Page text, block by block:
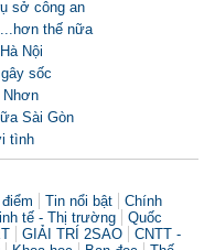
sở công an
thế nữa
Nội
sốc
Nhơn
Sài Gòn
tình
Tin nổi bật
Chính
tế - Thị trường
Quốc
GIẢI TRÍ 2SAO
CNTT -